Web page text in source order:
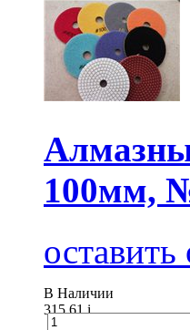
100мм,
оставить
В Наличии
315.61i